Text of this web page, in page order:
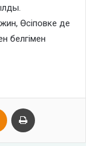
Өсіповке де
белгімен
Odnoklassniki